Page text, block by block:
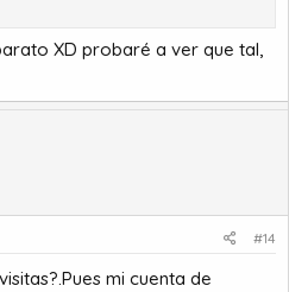
XD probaré a ver que tal,
#14
mi cuenta de